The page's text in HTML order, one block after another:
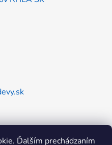
Ďalším prechádzaním